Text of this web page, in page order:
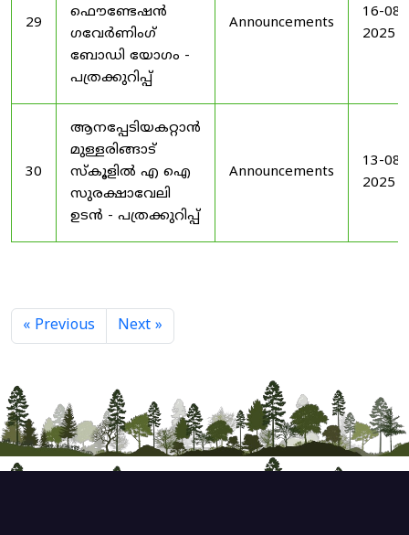
29
ഫൌണ്ടേഷൻ
ഗവേർണിംഗ്
ബോഡി യോഗം -
പത്രക്കുറിപ്പ്
Announcements
16-08-
2025
30
ആനപ്പേടിയകറ്റാൻ
മുള്ളരിങ്ങാട്
സ്കൂളിൽ എ ഐ
സുരക്ഷാവേലി
ഉടൻ - പത്രക്കുറിപ്പ്
Announcements
13-08-
2025
« Previous Next »